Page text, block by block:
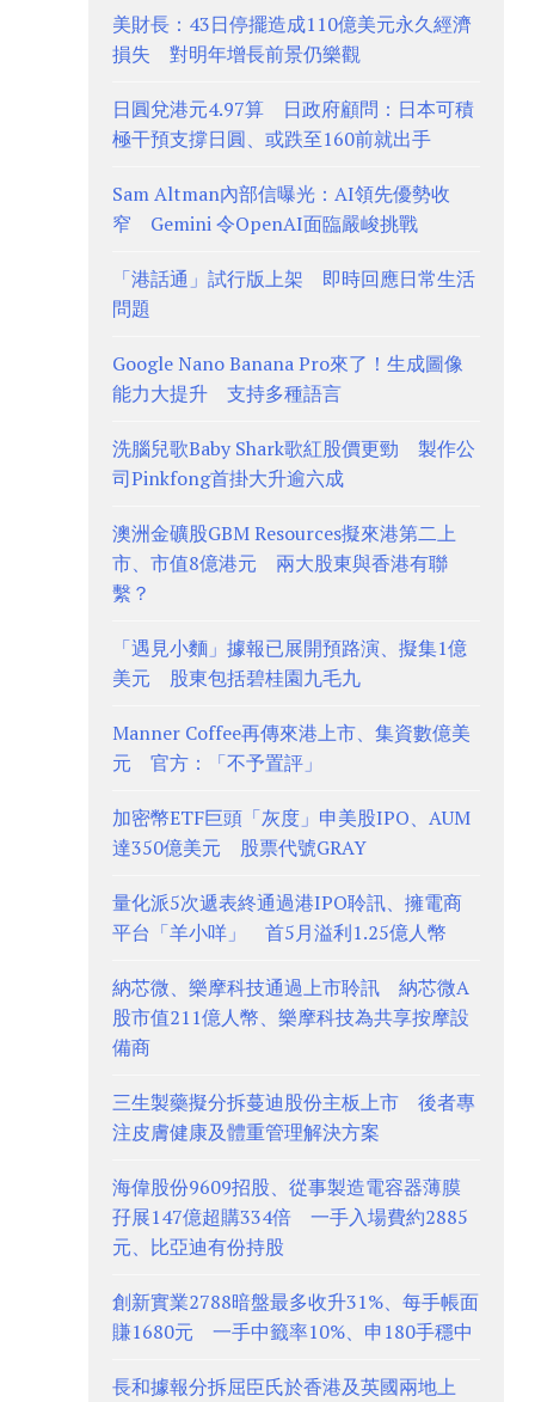
美財長：43日停擺造成110億美元永久經濟
損失 對明年增長前景仍樂觀
日圓兌港元4.97算 日政府顧問：日本可積
極干預支撐日圓、或跌至160前就出手
Sam Altman內部信曝光：AI領先優勢收
窄 Gemini 令OpenAI面臨嚴峻挑戰
「港話通」試行版上架 即時回應日常生活
問題
Google Nano Banana Pro來了！生成圖像
能力大提升 支持多種語言
洗腦兒歌Baby Shark歌紅股價更勁 製作公
司Pinkfong首掛大升逾六成
澳洲金礦股GBM Resources擬來港第二上
市、市值8億港元 兩大股東與香港有聯
繫？
「遇見小麵」據報已展開預路演、擬集1億
美元 股東包括碧桂園九毛九
Manner Coffee再傳來港上市、集資數億美
元 官方：「不予置評」
加密幣ETF巨頭「灰度」申美股IPO、AUM
達350億美元 股票代號GRAY
量化派5次遞表終通過港IPO聆訊、擁電商
平台「羊小咩」 首5月溢利1.25億人幣
納芯微、樂摩科技通過上市聆訊 納芯微A
股市值211億人幣、樂摩科技為共享按摩設
備商
三生製藥擬分拆蔓迪股份主板上市 後者專
注皮膚健康及體重管理解決方案
海偉股份9609招股、從事製造電容器薄膜
孖展147億超購334倍 一手入場費約2885
元、比亞迪有份持股
創新實業2788暗盤最多收升31%、每手帳面
賺1680元 一手中籤率10%、申180手穩中
長和據報分拆屈臣氏於香港及英國兩地上